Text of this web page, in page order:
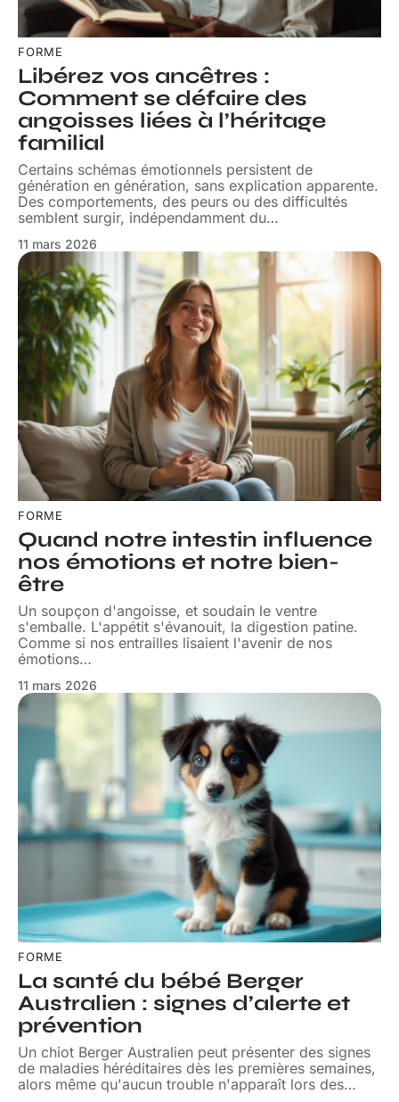
FORME
Libérez vos ancêtres :
Comment se défaire des
angoisses liées à l’héritage
familial
Certains schémas émotionnels persistent de
génération en génération, sans explication apparente.
Des comportements, des peurs ou des difficultés
semblent surgir, indépendamment du…
11 mars 2026
FORME
Quand notre intestin influence
nos émotions et notre bien-
être
Un soupçon d'angoisse, et soudain le ventre
s'emballe. L'appétit s'évanouit, la digestion patine.
Comme si nos entrailles lisaient l'avenir de nos
émotions…
11 mars 2026
FORME
La santé du bébé Berger
Australien : signes d’alerte et
prévention
Un chiot Berger Australien peut présenter des signes
de maladies héréditaires dès les premières semaines,
alors même qu'aucun trouble n'apparaît lors des…